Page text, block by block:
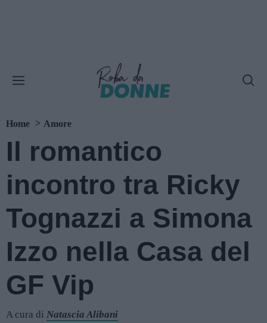
Home Amore
Il romantico
incontro tra Ricky
Tognazzi a Simona
Izzo nella Casa del
GF Vip
A cura di Natascia Alibani